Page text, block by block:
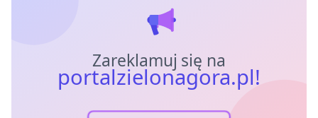
Zareklamuj się na
portalzielonagora.pl!